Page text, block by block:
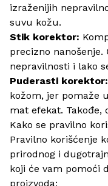
izraženijih
suvu kožu.
Stik korektor:
precizno nanošenje.
nepravilnosti i lako
Puderasti korektor:
kožom, jer pomaže
mat efekat. Takođe,
Kako se pravilno
Pravilno korišćenje
prirodnog i
koji će vam pomoći
proizvoda: